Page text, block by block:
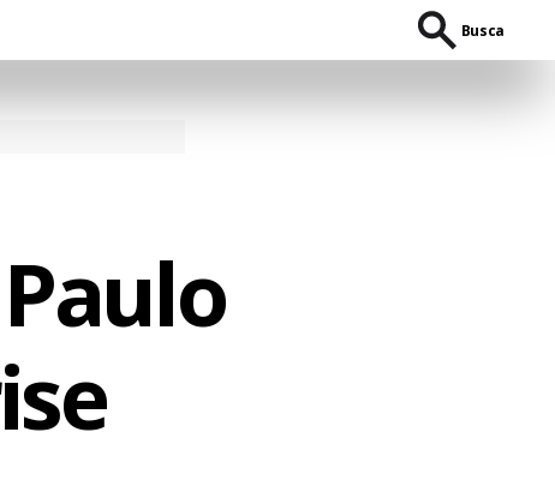
Busca